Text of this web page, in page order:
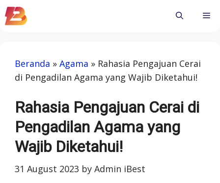
Skip
to
Beranda » Agama » Rahasia Pengajuan Cerai
di Pengadilan Agama yang Wajib Diketahui!
Rahasia Pengajuan Cerai di
Pengadilan Agama yang
Wajib Diketahui!
31 August 2023 by Admin iBest